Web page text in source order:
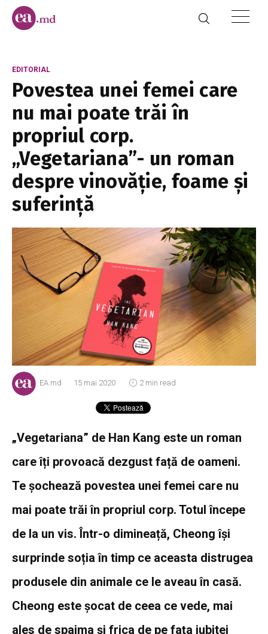
EDITORIAL
Povestea unei femei care
nu mai poate trăi în
propriul corp.
„Vegetariana”- un roman
despre vinovăție, foame și
suferință
EA.md 15 mai 2020 2 min read
„Vegetariana” de Han Kang este un roman
care îți provoacă dezgust față de oameni.
Te șochează povestea unei femei care nu
mai poate trăi în propriul corp. Totul începe
de la un vis. Într-o dimineață, Cheong își
surprinde soția în timp ce aceasta distrugea
produsele din animale ce le aveau în casă.
Cheong este șocat de ceea ce vede, mai
ales de spaima și frica de pe fața iubitei